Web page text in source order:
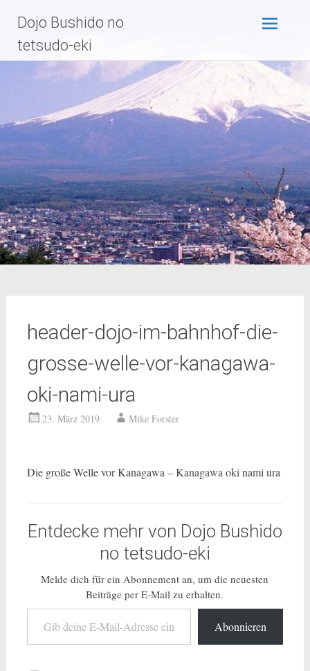
Inhalt
springen
Dojo Bushido no
tetsudo-eki
header-dojo-im-bahnhof-die-
grosse-welle-vor-kanagawa-
oki-nami-ura
23. März 2019 Mike Forster
Die große Welle vor Kanagawa – Kanagawa oki nami ura
Entdecke mehr von Dojo Bushido
no tetsudo-eki
Melde dich für ein Abonnement an, um die neuesten
Beiträge per E-Mail zu erhalten.
Gib deine E-Mail-Adresse ein ...
Abonnieren